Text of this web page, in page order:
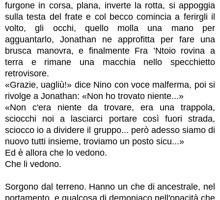
furgone in corsa, plana, inverte la rotta, si appoggia
sulla testa del frate e col becco comincia a ferirgli il
volto, gli occhi, quello molla una mano per
agguantarlo, Jonathan ne approfitta per fare una
brusca manovra, e finalmente Fra ’Ntoio rovina a
terra e rimane una macchia nello specchietto
retrovisore.
«Grazie, uagliù!» dice Nino con voce malferma, poi si
rivolge a Jonathan: «Non ho trovato niente...»
«Non c'era niente da trovare, era una trappola,
sciocchi noi a lasciarci portare così fuori strada,
sciocco io a dividere il gruppo... però adesso siamo di
nuovo tutti insieme, troviamo un posto sicu...»
Ed è allora che lo vedono.
Che li vedono.
Sorgono dal terreno. Hanno un che di ancestrale, nel